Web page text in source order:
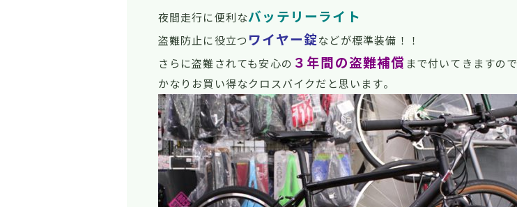
夜間走行に便利なバッテリーライト
盗難防止に役立つ ワイヤー錠などが標準装備！！
さらに盗難されても安心の ３年間の盗難補償 まで付いてきますので
かなりお買い得なクロスバイクだと思います。